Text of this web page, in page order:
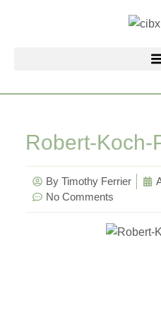
Robert-Koch-
By Timothy Ferrier
No Comments